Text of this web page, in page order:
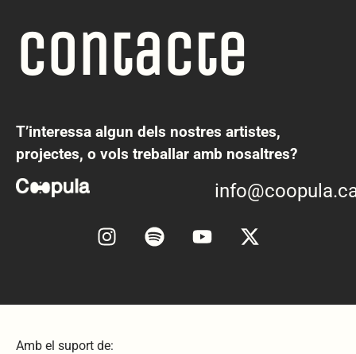
Contacte
T’interessa algun dels nostres artistes,
projectes, o vols treballar amb nosaltres?
Amb el suport de: